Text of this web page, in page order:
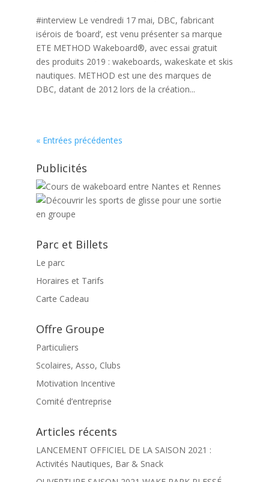
#interview Le vendredi 17 mai, DBC, fabricant
isérois de ‘board’, est venu présenter sa marque
ETE METHOD Wakeboard®, avec essai gratuit
des produits 2019 : wakeboards, wakeskate et skis
nautiques. METHOD est une des marques de
DBC, datant de 2012 lors de la création...
« Entrées précédentes
Publicités
Parc et Billets
Le parc
Horaires et Tarifs
Carte Cadeau
Offre Groupe
Particuliers
Scolaires, Asso, Clubs
Motivation Incentive
Comité d’entreprise
Articles récents
LANCEMENT OFFICIEL DE LA SAISON 2021 :
Activités Nautiques, Bar & Snack